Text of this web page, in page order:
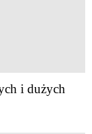
i dużych